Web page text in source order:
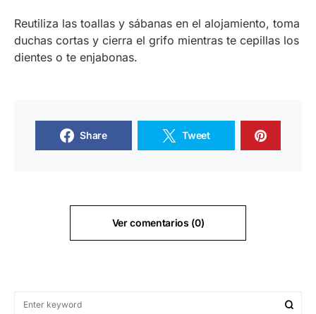
Reutiliza las toallas y sábanas en el alojamiento, toma
duchas cortas y cierra el grifo mientras te cepillas los
dientes o te enjabonas.
Share Tweet
Ver comentarios (0)